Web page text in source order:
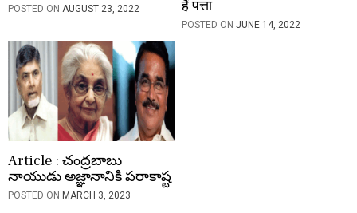
POSTED ON AUGUST 23, 2022
हैं पत्ता
POSTED ONJUNE 14, 2022
Article : చంద్రబాబు
నాయుడు అజ్ఞానానికి పరాకాష్ట
POSTED ON MARCH 3, 2023